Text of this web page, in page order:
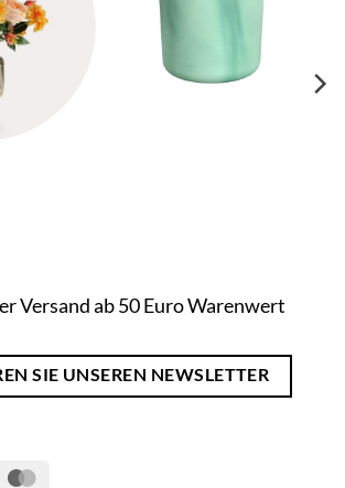
Versand ab 50 Euro Warenwert
SIE UNSEREN NEWSLETTER